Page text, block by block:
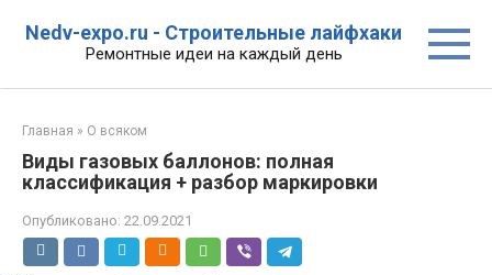
Nedv-expo.ru - Строительные лайфхаки
Ремонтные идеи на каждый день
Главная » О всяком
Виды газовых баллонов: полная
классификация + разбор маркировки
Опубликовано: 22.09.2021